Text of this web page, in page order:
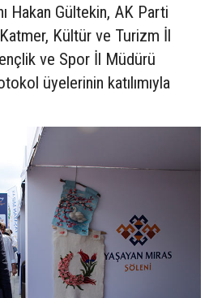
Hakan Gültekin, AK Parti
Kültür ve Turizm İl
ve Spor İl Müdürü
üyelerinin katılımıyla